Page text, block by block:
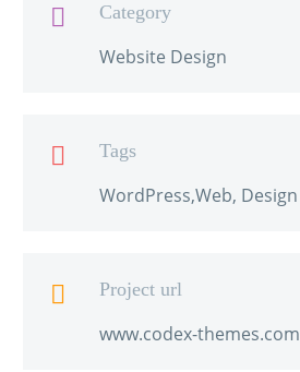
 Category
Website Design
 Tags
WordPress,Web, Design
 Project url
www.codex-themes.com